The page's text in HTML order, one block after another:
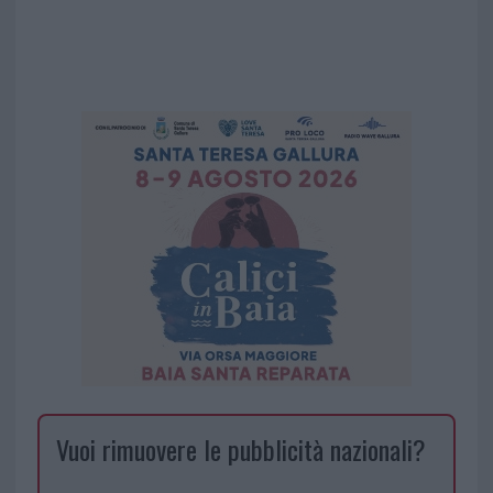
Vuoi rimuovere le pubblicità nazionali?